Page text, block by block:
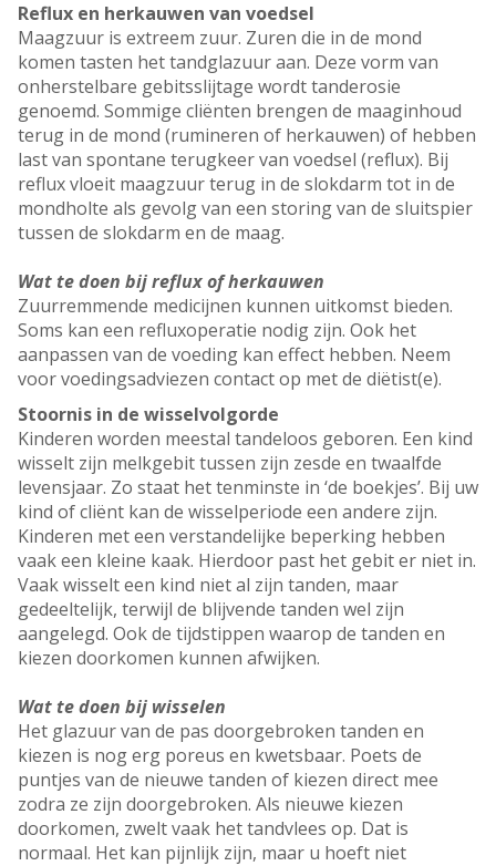
Reflux en herkauwen van voedsel
Maagzuur is extreem zuur. Zuren die in de mond
komen tasten het tandglazuur aan. Deze vorm van
onherstelbare gebitsslijtage wordt tanderosie
genoemd. Sommige cliënten brengen de maaginhoud
terug in de mond (rumineren of herkauwen) of hebben
last van spontane terugkeer van voedsel (reflux). Bij
reflux vloeit maagzuur terug in de slokdarm tot in de
mondholte als gevolg van een storing van de sluitspier
tussen de slokdarm en de maag.
Wat te doen bij reflux of herkauwen
Zuurremmende medicijnen kunnen uitkomst bieden.
Soms kan een refluxoperatie nodig zijn. Ook het
aanpassen van de voeding kan effect hebben. Neem
voor voedingsadviezen contact op met de diëtist(e).
Stoornis in de wisselvolgorde
Kinderen worden meestal tandeloos geboren. Een kind
wisselt zijn melkgebit tussen zijn zesde en twaalfde
levensjaar. Zo staat het tenminste in ‘de boekjes’. Bij uw
kind of cliënt kan de wisselperiode een andere zijn.
Kinderen met een verstandelijke beperking hebben
vaak een kleine kaak. Hierdoor past het gebit er niet in.
Vaak wisselt een kind niet al zijn tanden, maar
gedeeltelijk, terwijl de blijvende tanden wel zijn
aangelegd. Ook de tijdstippen waarop de tanden en
kiezen doorkomen kunnen afwijken.
Wat te doen bij wisselen
Het glazuur van de pas doorgebroken tanden en
kiezen is nog erg poreus en kwetsbaar. Poets de
puntjes van de nieuwe tanden of kiezen direct mee
zodra ze zijn doorgebroken. Als nieuwe kiezen
doorkomen, zwelt vaak het tandvlees op. Dat is
normaal. Het kan pijnlijk zijn, maar u hoeft niet